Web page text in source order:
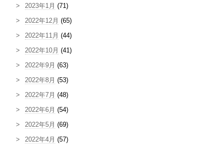
2023年1月 (71)
2022年12月 (65)
2022年11月 (44)
2022年10月 (41)
2022年9月 (63)
2022年8月 (53)
2022年7月 (48)
2022年6月 (54)
2022年5月 (69)
2022年4月 (57)